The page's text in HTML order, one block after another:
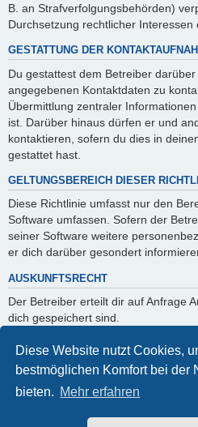
Diese Website nutzt Cookies,
bestmöglichen Komfort bei der
bieten. Mehr erfahren
B. an Strafverfolgungsbehörden)
Durchsetzung rechtlicher Interessen
GESTATTUNG DER
Du gestattest dem Betreiber
angegebenen Kontaktdaten zu
Übermittlung zentraler
ist. Darüber hinaus dürfen er und
kontaktieren, sofern du dies in
gestattet hast.
GELTUNGSBEREICH DIESER
Diese Richtlinie umfasst nur den
Software umfassen. Sofern der
seiner Software weitere
er dich darüber gesondert
AUSKUNFTSRECHT
Der Betreiber erteilt dir auf Anfrage
dich gespeichert sind.
Du kannst jederzeit die Löschung
verlangen. Kontaktiere hierzu bitte